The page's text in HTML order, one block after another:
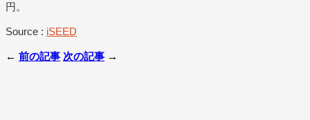
円。
Source : iSEED
← 前の記事 次の記事 →